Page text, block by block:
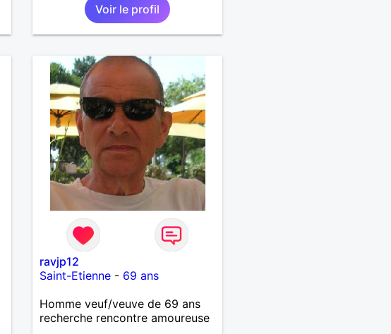
Voir le profil
ravjp12
Saint-Etienne - 69 ans
Homme veuf/veuve de 69 ans
recherche rencontre amoureuse